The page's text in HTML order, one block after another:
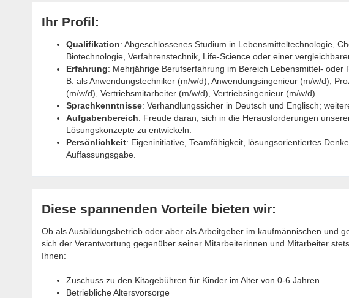
Ihr Profil:
Qualifikation: Abgeschlossenes Studium in Lebensmitteltechnologie,
Biotechnologie, Verfahrenstechnik, Life-Science oder einer
Erfahrung: Mehrjährige Berufserfahrung im Bereich Lebensmittel- oder
B. als Anwendungstechniker (m/w/d), Anwendungsingenieur (m/w/d),
(m/w/d), Vertriebsmitarbeiter (m/w/d), Vertriebsingenieur (m/w/d).
Sprachkenntnisse: Verhandlungssicher in Deutsch und Englisch;
Aufgabenbereich: Freude daran, sich in die Herausforderungen
Lösungskonzepte zu entwickeln.
Persönlichkeit: Eigeninitiative, Teamfähigkeit, lösungsorientiertes
Auffassungsgabe.
Diese spannenden Vorteile bieten wir:
Ob als Ausbildungsbetrieb oder aber als Arbeitgeber im kaufmännischen und
sich der Verantwortung gegenüber seiner Mitarbeiterinnen und Mitarbeiter
Ihnen:
Zuschuss zu den Kitagebühren für Kinder im Alter von 0-6 Jahren
Betriebliche Altersvorsorge